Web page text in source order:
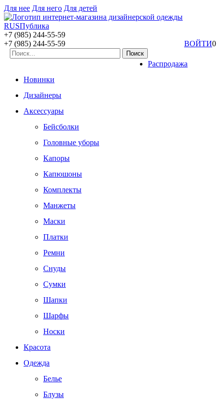
Для нее Для него Для детей
+7 (985) 244-55-59
0
ВОЙТИ
+7 (985) 244-55-59
Распродажа
Новинки
Дизайнеры
Аксессуары
Бейсболки
Головные уборы
Капоры
Капюшоны
Комплекты
Манжеты
Маски
Платки
Ремни
Снуды
Сумки
Шапки
Шарфы
Носки
Красота
Одежда
Белье
Блузы